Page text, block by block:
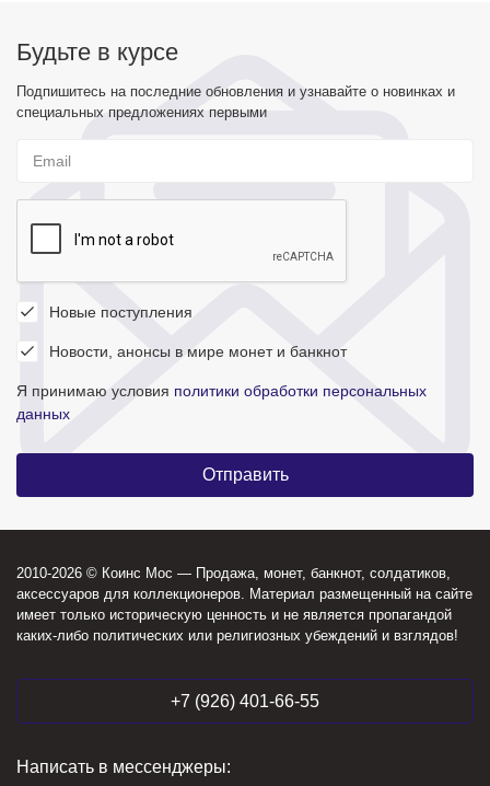
Будьте в курсе
Подпишитесь на последние обновления и узнавайте о новинках и
специальных предложениях первыми
Новые поступления
Новости, анонсы в мире монет и банкнот
Я принимаю условия политики обработки персональных
данных
2010-2026 © Коинс Мос — Продажа, монет, банкнот, солдатиков,
аксессуаров для коллекционеров. Материал размещенный на сайте
имеет только историческую ценность и не является пропагандой
каких-либо политических или религиозных убеждений и взглядов!
+7 (926) 401-66-55
Написать в мессенджеры: